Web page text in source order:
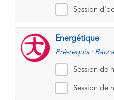
Session
Energétique
Pré-requis :
Session de
Session de